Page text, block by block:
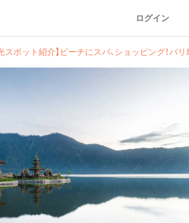
ログイン
スポット紹介】ビーチにスパ、ショッピング！バ